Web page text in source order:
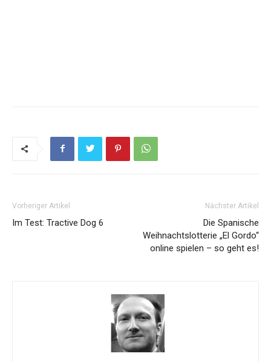
Vorheriger Artikel
Im Test: Tractive Dog 6
Nächster Artikel
Die Spanische
Weihnachtslotterie „El Gordo“
online spielen – so geht es!